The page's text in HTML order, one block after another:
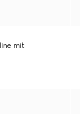
mit